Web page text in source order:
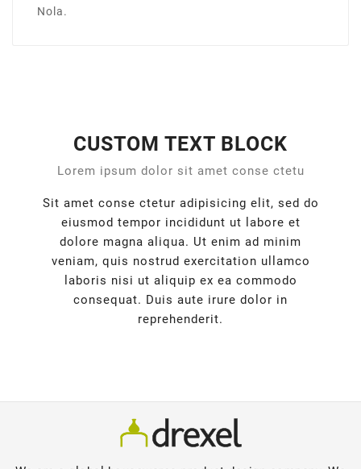
Nola.
CUSTOM TEXT BLOCK
Lorem ipsum dolor sit amet conse ctetu
Sit amet conse ctetur adipisicing elit, sed do
eiusmod tempor incididunt ut labore et
dolore magna aliqua. Ut enim ad minim
veniam, quis nostrud exercitation ullamco
laboris nisi ut aliquip ex ea commodo
consequat. Duis aute irure dolor in
reprehenderit.